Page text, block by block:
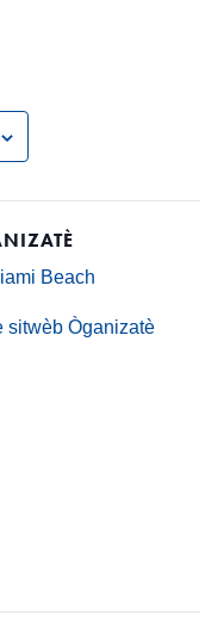
Beach
sitwèb Òganizatè